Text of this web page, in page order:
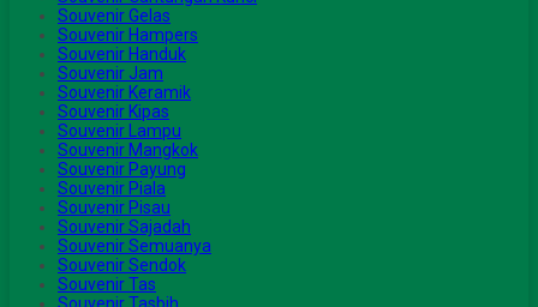
Souvenir Gelas
Souvenir Hampers
Souvenir Handuk
Souvenir Jam
Souvenir Keramik
Souvenir Kipas
Souvenir Lampu
Souvenir Mangkok
Souvenir Payung
Souvenir Piala
Souvenir Pisau
Souvenir Sajadah
Souvenir Semuanya
Souvenir Sendok
Souvenir Tas